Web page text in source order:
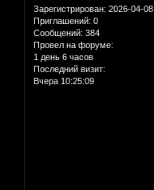
Зарегистрирован: 2026-04-08
Приглашений: 0
Сообщений: 384
Провел на форуме:
1 день 6 часов
Последний визит:
Вчера 10:25:09